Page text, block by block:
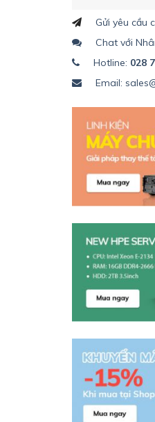
Gửi yêu cầu
Chat với
Hotline: 028
Email: